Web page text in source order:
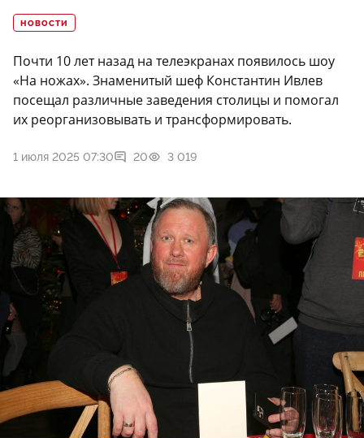
НОВОСТИ
Почти 10 лет назад на телеэкранах появилось шоу
«На ножах». Знаменитый шеф Константин Ивлев
посещал различные заведения столицы и помогал
их реорганизовывать и трансформировать.
1 июля 2025 07:30 20 3 019